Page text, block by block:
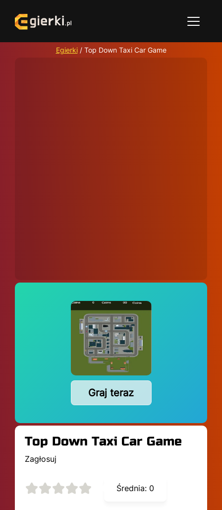
Egierki/ Top Down Taxi Car Game
Graj teraz
Top Down Taxi Car Game
Zagłosuj
Średnia: 0